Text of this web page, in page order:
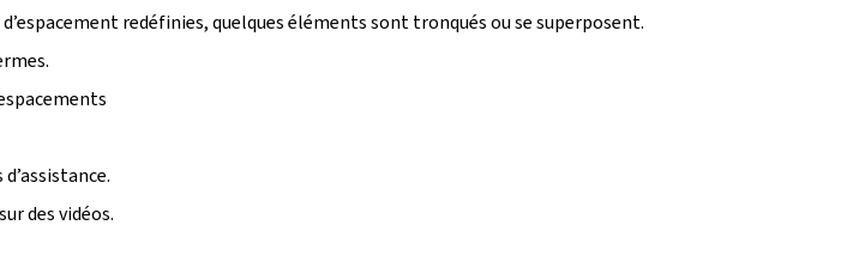
redéfinies, quelques éléments sont tronqués ou se superposent.
des vidéos.